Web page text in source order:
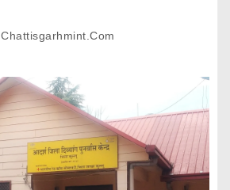
Chattisgarhmint.com